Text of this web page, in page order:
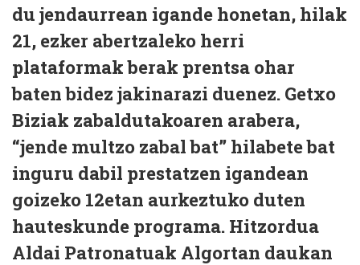
du jendaurrean igande honetan, hilak
21, ezker abertzaleko herri
plataformak berak prentsa ohar
baten bidez jakinarazi duenez. Getxo
Biziak zabaldutakoaren arabera,
“jende multzo zabal bat” hilabete bat
inguru dabil prestatzen igandean
goizeko 12etan aurkeztuko duten
hauteskunde programa. Hitzordua
Aldai Patronatuak Algortan daukan